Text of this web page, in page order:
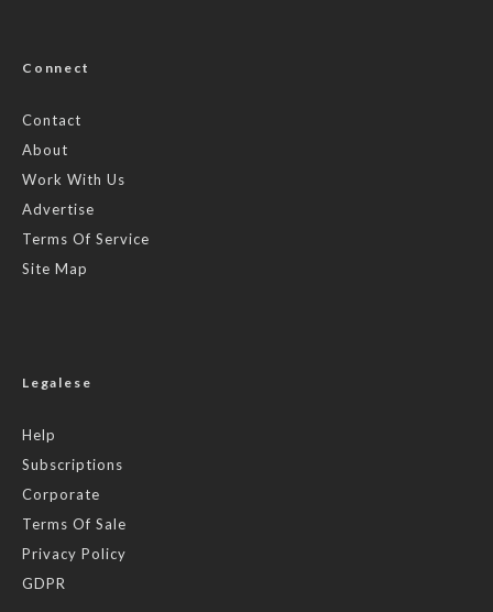
Connect
Contact
About
Work With Us
Advertise
Terms Of Service
Site Map
Legalese
Help
Subscriptions
Corporate
Terms Of Sale
Privacy Policy
GDPR